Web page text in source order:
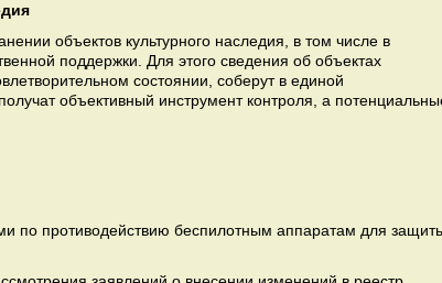
объектов культурного наследия, в том числе в
поддержки. Для этого сведения об объектах
состоянии, соберут в единой
объективный инструмент контроля, а
по противодействию беспилотным аппаратам для